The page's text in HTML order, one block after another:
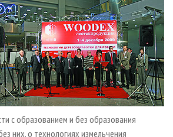
с образованием и без образования
них, о технологиях измельчения